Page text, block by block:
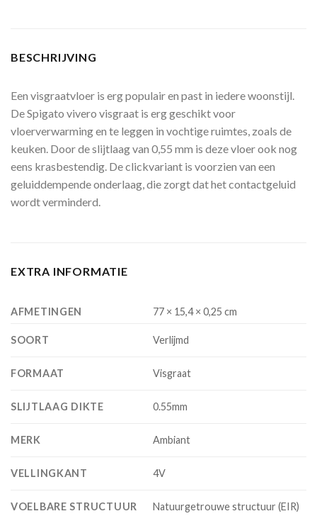
BESCHRIJVING
Een visgraatvloer is erg populair en past in iedere woonstijl.
De Spigato vivero visgraat is erg geschikt voor
vloerverwarming en te leggen in vochtige ruimtes, zoals de
keuken. Door de slijtlaag van 0,55 mm is deze vloer ook nog
eens krasbestendig. De clickvariant is voorzien van een
geluiddempende onderlaag, die zorgt dat het contactgeluid
wordt verminderd.
EXTRA INFORMATIE
AFMETINGEN 77 × 15,4 × 0,25 cm
SOORT Verlijmd
FORMAAT Visgraat
SLIJTLAAG DIKTE 0.55mm
MERK Ambiant
VELLINGKANT 4V
VOELBARE STRUCTUUR Natuurgetrouwe structuur (EIR)